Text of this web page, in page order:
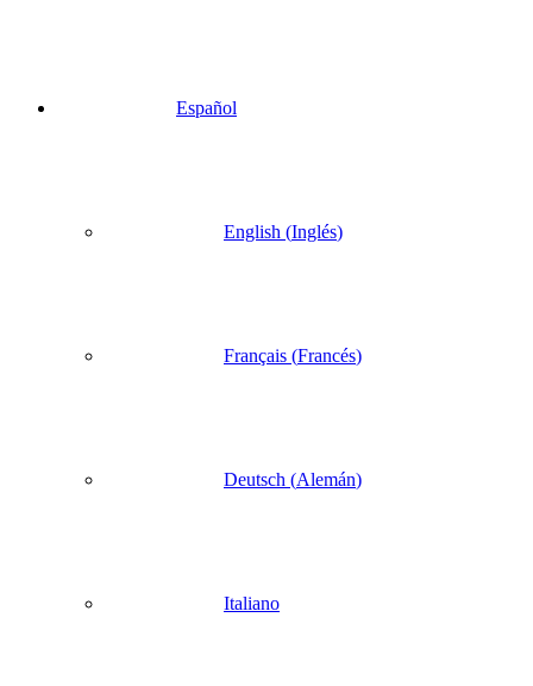
Español
English (Inglés)
Français (Francés)
Deutsch (Alemán)
Italiano